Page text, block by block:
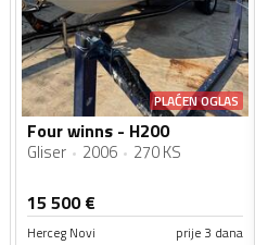
PLAĆEN OGLAS
Four winns - H200
Gliser 2006 270 KS
15 500€
Herceg Novi prije 3 dana